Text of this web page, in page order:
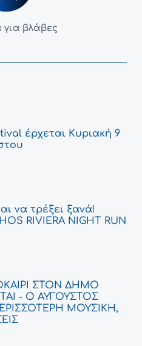
για βλάβες
έρχεται Κυριακή 9
να τρέξει ξανά!
RIVIERA NIGHT RUN
ΣΤΟΝ ΔΗΜΟ
- Ο ΑΥΓΟΥΣΤΟΣ
ΜΟΥΣΙΚΗ,